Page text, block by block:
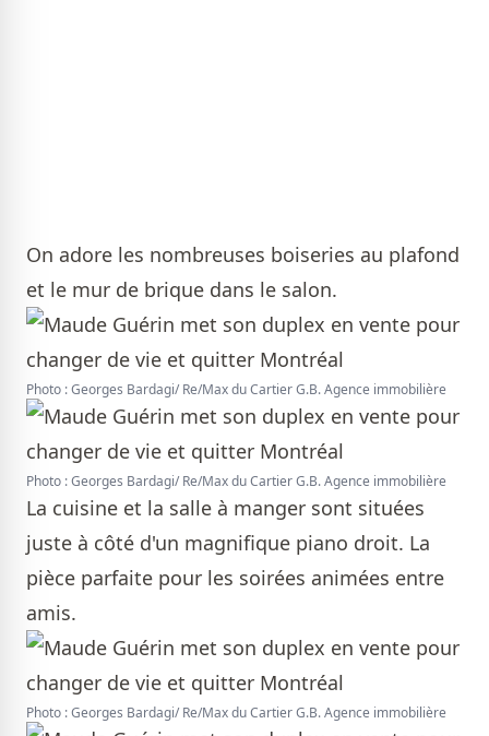
On adore les nombreuses boiseries au plafond
et le mur de brique dans le salon.
Photo : Georges Bardagi/ Re/Max du Cartier G.B. Agence immobilière
Photo : Georges Bardagi/ Re/Max du Cartier G.B. Agence immobilière
La cuisine et la salle à manger sont situées
juste à côté d'un magnifique piano droit. La
pièce parfaite pour les soirées animées entre
amis.
Photo : Georges Bardagi/ Re/Max du Cartier G.B. Agence immobilière